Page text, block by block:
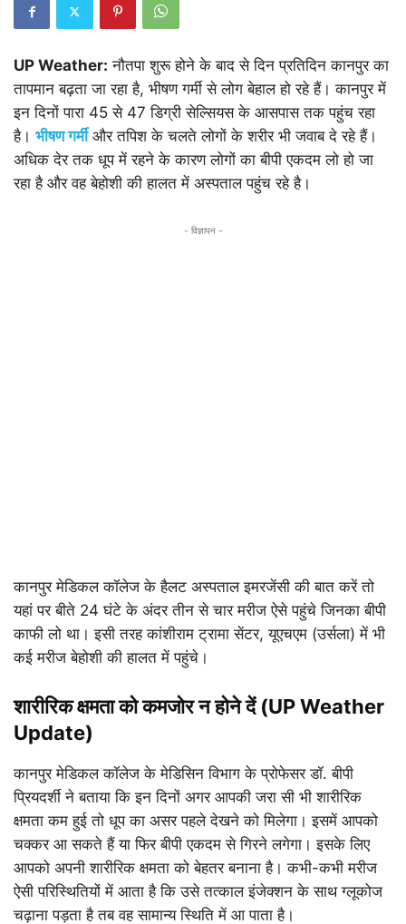
UP Weather: नौतपा शुरू होने के बाद से दिन प्रतिदिन कानपुर का
तापमान बढ़ता जा रहा है, भीषण गर्मी से लोग बेहाल हो रहे हैं। कानपुर में
इन दिनों पारा 45 से 47 डिग्री सेल्सियस के आसपास तक पहुंच रहा
है। भीषण गर्मीऔर तपिश के चलते लोगों के शरीर भी जवाब दे रहे हैं।
अधिक देर तक धूप में रहने के कारण लोगों का बीपी एकदम लो हो जा
रहा है और वह बेहोशी की हालत में अस्पताल पहुंच रहे है।
- विज्ञापन -
कानपुर मेडिकल कॉलेज के हैलट अस्पताल इमरजेंसी की बात करें तो
यहां पर बीते 24 घंटे के अंदर तीन से चार मरीज ऐसे पहुंचे जिनका बीपी
काफी लो था। इसी तरह कांशीराम ट्रामा सेंटर, यूएचएम (उर्सला) में भी
कई मरीज बेहोशी की हालत में पहुंचे।
शारीरिक क्षमता को कमजोर न होने दें (UP Weather
Update)
कानपुर मेडिकल कॉलेज के मेडिसिन विभाग के प्रोफेसर डॉ. बीपी
प्रियदर्शी ने बताया कि इन दिनों अगर आपकी जरा सी भी शारीरिक
क्षमता कम हुई तो धूप का असर पहले देखने को मिलेगा। इसमें आपको
चक्कर आ सकते हैं या फिर बीपी एकदम से गिरने लगेगा। इसके लिए
आपको अपनी शारीरिक क्षमता को बेहतर बनाना है। कभी-कभी मरीज
ऐसी परिस्थितियों में आता है कि उसे तत्काल इंजेक्शन के साथ ग्लूकोज
चढ़ाना पड़ता है तब वह सामान्य स्थिति में आ पाता है।